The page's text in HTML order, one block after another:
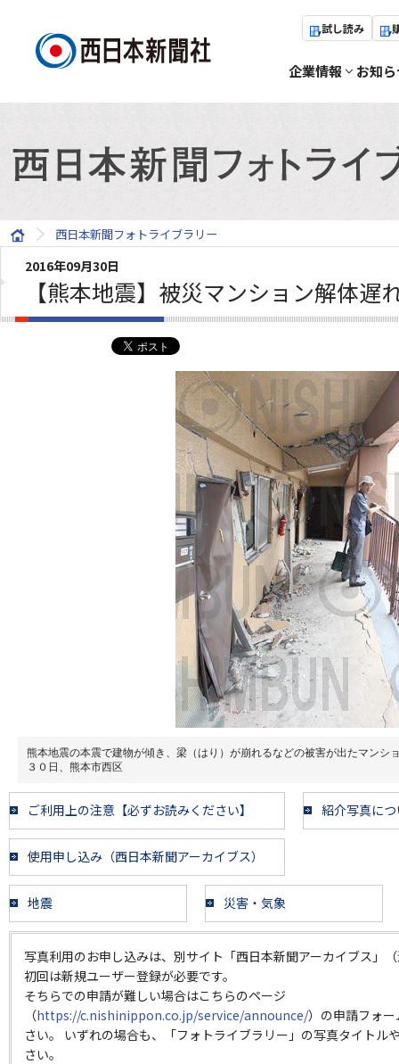
試し読み
企業情報 お知
西日本新聞フォトライブラリー
2016年09月30日
【熊本地震】被災マンション解体遅
熊本地震の本震で建物が傾き、梁（はり）が崩れるなどの被害が出たマンシ
３０日、熊本市西区
ご利用上の注意【必ずお読みください】 紹介写真に
使用申し込み（西日本新聞アーカイブス）
地震 災害・気象
写真利用のお申し込みは、別サイト「西日本新聞アーカイブス」
初回は新規ユーザー登録が必要です。
そちらでの申請が難しい場合はこちらのページ
（https://c.nishinippon.co.jp/service/announce/）の申請フォ
さい。 いずれの場合も、「フォトライブラリー」の写真タイトル
さい。